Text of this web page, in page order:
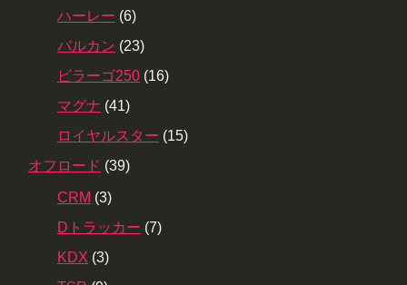
ハーレー (6)
バルカン (23)
ビラーゴ250 (16)
マグナ (41)
ロイヤルスター (15)
オフロード (39)
CRM (3)
Dトラッカー (7)
KDX (3)